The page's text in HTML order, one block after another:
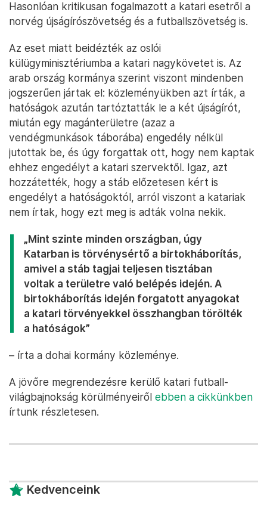
Hasonlóan kritikusan fogalmazott a katari esetről a
norvég újságírószövetség és a futballszövetség is.
Az eset miatt beidézték az oslói
külügyminisztériumba a katari nagykövetet is. Az
arab ország kormánya szerint viszont mindenben
jogszerűen jártak el: közleményükben azt írták, a
hatóságok azután tartóztatták le a két újságírót,
miután egy magánterületre (azaz a
vendégmunkások táborába) engedély nélkül
jutottak be, és úgy forgattak ott, hogy nem kaptak
ehhez engedélyt a katari szervektől. Igaz, azt
hozzátették, hogy a stáb előzetesen kért is
engedélyt a hatóságoktól, arról viszont a katariak
nem írtak, hogy ezt meg is adták volna nekik.
„Mint szinte minden országban, úgy
Katarban is törvénysértő a birtokháborítás,
amivel a stáb tagjai teljesen tisztában
voltak a területre való belépés idején. A
birtokháborítás idején forgatott anyagokat
a katari törvényekkel összhangban törölték
a hatóságok”
– írta a dohai kormány közleménye.
A jövőre megrendezésre kerülő katari futball-
világbajnokság körülményeiről ebben a cikkünkben
írtunk részletesen.
Kedvenceink